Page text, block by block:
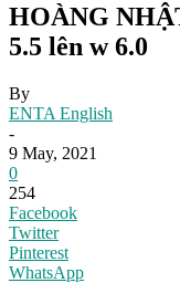
HOÀNG
5.5 lên w 6.0
By
ENTA English
-
9 May, 2021
0
254
Facebook
Twitter
Pinterest
WhatsApp